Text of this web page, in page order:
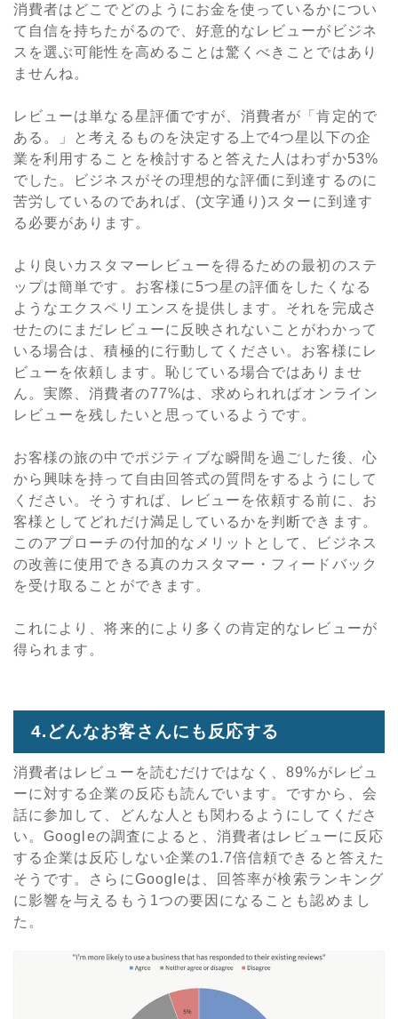
消費者はどこでどのようにお金を使っているかについ
て自信を持ちたがるので、好意的なレビューがビジネ
スを選ぶ可能性を高めることは驚くべきことではあり
ませんね。
レビューは単なる星評価ですが、消費者が「肯定的で
ある。」と考えるものを決定する上で4つ星以下の企
業を利用することを検討すると答えた人はわずか53%
でした。ビジネスがその理想的な評価に到達するのに
苦労しているのであれば、(文字通り)スターに到達す
る必要があります。
より良いカスタマーレビューを得るための最初のステ
ップは簡単です。お客様に 5つ星の評価をしたくなる
ようなエクスペリエンスを提供します。それを完成さ
せたのにまだレビューに反映されないことがわかって
いる場合は、積極的に行動してください。お客様にレ
ビューを依頼します。恥じている場合ではありませ
ん。実際、消費者の77%は、求められればオンライン
レビューを残したいと思っているようです。
お客様の旅の中でポジティブな瞬間を過ごした後、心
から興味を持って自由回答式の質問をするようにして
ください。そうすれば、レビューを依頼する前に、お
客様としてどれだけ満足しているかを判断できます。
このアプローチの付加的なメリットとして、ビジネス
の改善に使用できる真のカスタマー・フィードバック
を受け取ることができます。
これにより、将来的により多くの肯定的なレビューが
得られます。
4. どんなお客さんにも反応する
消費者はレビューを読むだけではなく、89%がレビュ
ーに対する企業の反応も読んでいます。ですから、会
話に参加して、どんな人とも関わるようにしてくださ
い。Googleの調査によると、消費者はレビューに反応
する企業は反応しない企業の1.7倍信頼できると答えた
そうです。さらにGoogleは、回答率が検索ランキング
に影響を与えるもう 1つの要因になることも認めまし
た。